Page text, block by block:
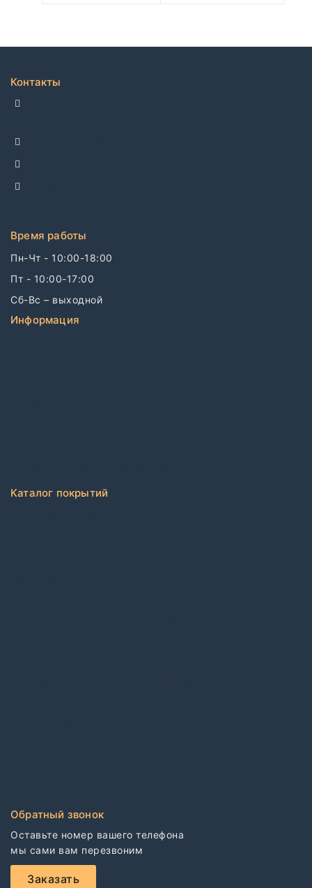
Контакты
Время работы
Пн-Чт - 10:00-18:00
Пт - 10:00-17:00
Сб-Вс – выходной
Информация
Каталог покрытий
Обратный звонок
Оставьте номер вашего телефона
мы сами вам перезвоним
Заказать